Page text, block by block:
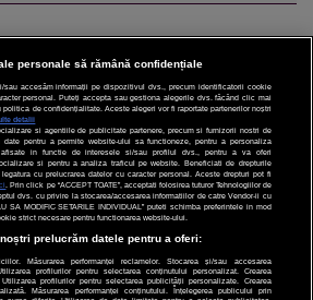
personale să rămână confidențiale
sau accesăm informații pe dispozitivul dvs., precum identificatorii cookie
personal. Puteți accepta sau gestiona alegerile dvs. făcând clic mai
de confidențialitate. Aceste alegeri vor fi raportate partenerilor noștri
detalii
si agentiile de publicitate partenere, precum si furnizorii nostri de
pentru a permite website-ului sa functioneze, pentru a personaliza
in functie de interesele si/sau profilul dvs., pentru a va oferi
si pentru a analiza traficul pe website. Beneficiati de drepturile
cu prelucrarea datelor cu caracter personal. Aceste drepturi pot fi
. Prin click pe “ACCEPT TOATE”, acceptati folosirea tuturor Tehnologiilor de
dvs. cu privire la stocarea/accesarea informatiilor de catre Vendor-ii cu
SA MODIFIC SETARILE INDIVIDUAL” puteti schimba preferintele in mod
strict necesare pentru functionarea website-ului.
prelucrăm datele pentru a oferi:
Măsurarea performanței reclamelor. Stocarea și/sau accesarea
profilurilor pentru selectarea conținutului personalizat. Crearea
profilurilor pentru selectarea publicității personalizate. Crearea
Măsurarea performanței conținutului. Înțelegerea publicului prin